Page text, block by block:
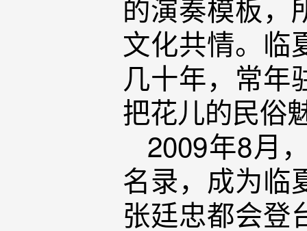
的演奏模板，
文化共情。临
几十年，常年
把花儿的民俗
2009年8月
名录，成为临
张廷忠都会登